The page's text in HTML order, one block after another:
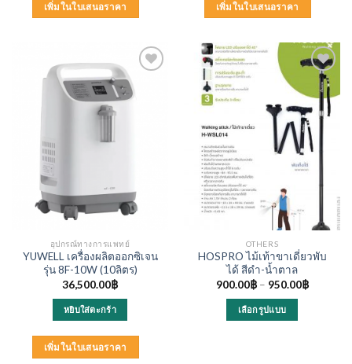
เพิ่มในใบเสนอราคา เพิ่มในใบเสนอราคา
อุปกรณ์ทางการแพทย์
YUWELL เครื่องผลิตออกซิเจน
รุ่น 8F-10W (10ลิตร)
36,500.00฿
หยิบใส่ตะกร้า
เพิ่มในใบเสนอราคา
OTHERS
HOSPRO ไม้เท้าขาเดี่ยวพับ
ได้ สีดำ-น้ำตาล
900.00฿– 950.00฿
เลือกรูปแบบ